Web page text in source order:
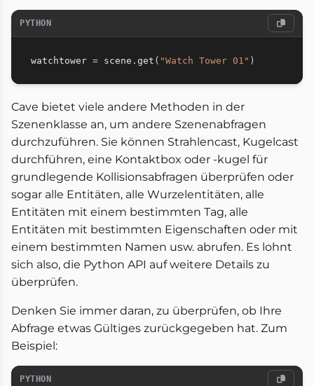
PYTHON
watchtower = scene . get ( "Watch Tower 01" )
Cave bietet viele andere Methoden in der
Szenenklasse an, um andere Szenenabfragen
durchzuführen. Sie können Strahlencast, Kugelcast
durchführen, eine Kontaktbox oder -kugel für
grundlegende Kollisionsabfragen überprüfen oder
sogar alle Entitäten, alle Wurzelentitäten, alle
Entitäten mit einem bestimmten Tag, alle
Entitäten mit bestimmten Eigenschaften oder mit
einem bestimmten Namen usw. abrufen. Es lohnt
sich also, die Python API auf weitere Details zu
überprüfen.
Denken Sie immer daran, zu überprüfen, ob Ihre
Abfrage etwas Gültiges zurückgegeben hat. Zum
Beispiel:
PYTHON